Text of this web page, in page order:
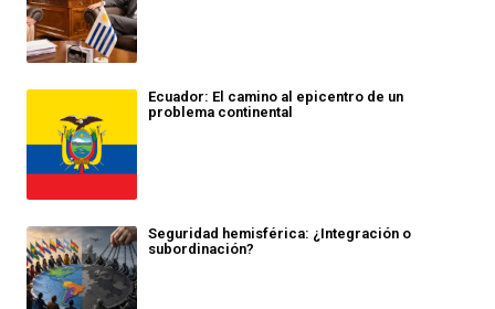
Ecuador: El camino al epicentro de un
problema continental
Seguridad hemisférica: ¿Integración o
subordinación?